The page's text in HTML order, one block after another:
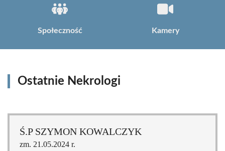
Społeczność Kamery
Ostatnie Nekrologi
Ś.P SZYMON KOWALCZYK
zm. 21.05.2024 r.